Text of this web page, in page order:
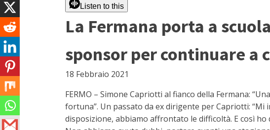
Listen to this
La Fermana porta a
sponsor per continuare a
18 Febbraio 2021
FERMO – Simone Capriotti al fianco della Fermana:
fortuna”. Un passato da ex dirigente per Capriotti:
disposizione, abbiamo affrontato le difficoltà. E così ho